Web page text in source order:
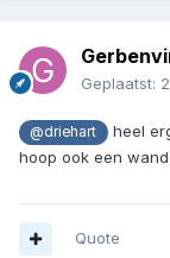
Geplaatst:
@driehart
heel
hoop ook een
Quote